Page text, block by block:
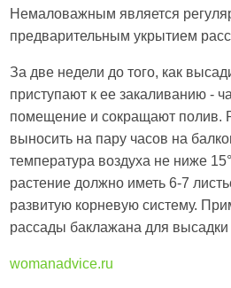
Немаловажным является
предварительным укрытием
За две недели до того, как
приступают к ее закаливанию -
помещение и сокращают полив.
выносить на пару часов на
температура воздуха не ниже
растение должно иметь 6-7
развитую корневую систему.
рассады баклажана для высадки
womanadvice.ru